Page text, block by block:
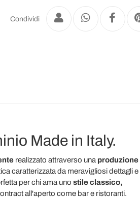
Condividi
Made in Italy.
realizzato attraverso una produzione
caratterizzata da meravigliosi dettagli e
per chi ama uno stile classico,
all'aperto come bar e ristoranti.